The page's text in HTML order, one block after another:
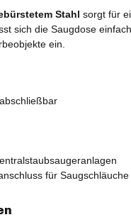
Stahl sorgt für
sich die Saugdose
ein.
für Saugschläuche